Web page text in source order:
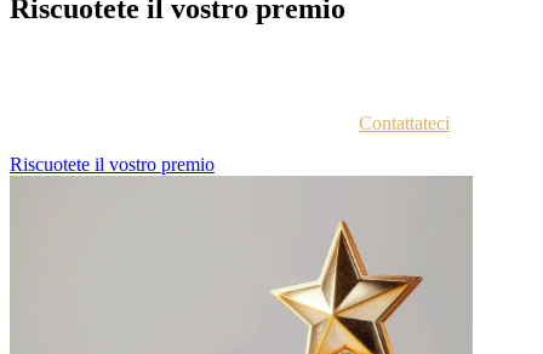
Riscuotete il vostro premio
Contattateci
Riscuotete il vostro premio